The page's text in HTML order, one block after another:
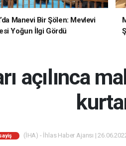
Manevi Bir Şölen: Mevlevi
Yoğun İlgi Gördü
açılınca
(İHA) - İhlas Haber Ajansı |